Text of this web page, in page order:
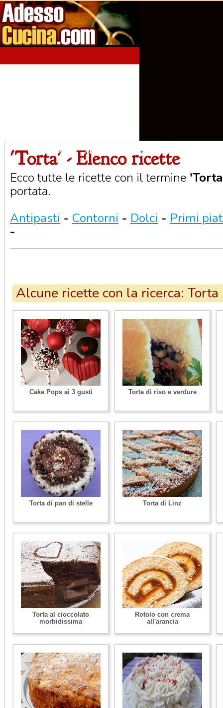
Home Aperitivi Antipasti
'Torta' - Elenco ricette
Ecco tutte le ricette con il termine
portata.
Antipasti - Contorni - Dolci - Primi
-
Alcune ricette con la ricerca: Torta
Cake Pops ai 3 gusti Torta di riso e verdure
Torta di pan di stelle Torta di Linz
Torta al cioccolato
morbidissima
Rotolo con crema
all'arancia